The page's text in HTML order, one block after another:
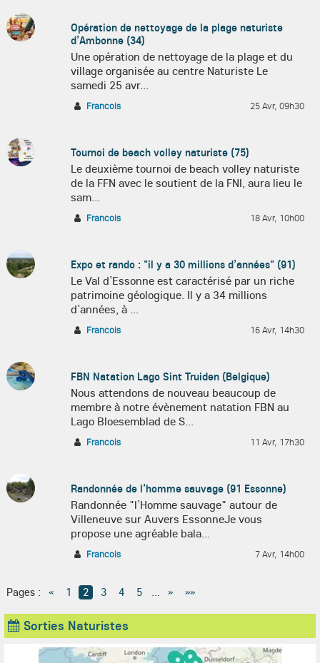
Opération de nettoyage de la plage naturiste
d’Ambonne (34)
Une opération de nettoyage de la plage et du
village organisée au centre Naturiste Le
samedi 25 avr...
Francois 25 Avr, 09h30
Tournoi de beach volley naturiste (75)
Le deuxième tournoi de beach volley naturiste
de la FFN avec le soutient de la FNI, aura lieu le
sam...
Francois 18 Avr, 10h00
Expo et rando : "il y a 30 millions d’années" (91)
Le Val d’Essonne est caractérisé par un riche
patrimoine géologique. Il y a 34 millions
d’années, à ...
Francois 16 Avr, 14h30
FBN Natation Lago Sint Truiden (Belgique)
Nous attendons de nouveau beaucoup de
membre à notre évènement natation FBN au
Lago Bloesemblad de S...
Francois 11 Avr, 17h30
Randonnée de l’homme sauvage (91 Essonne)
Randonnée "l’Homme sauvage" autour de
Villeneuve sur Auvers EssonneJe vous
propose une agréable bala...
Francois 7 Avr, 14h00
Pages : « 1 2 3 4 5 ... » »»
Sorties Naturistes